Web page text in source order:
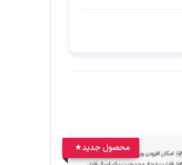
محصول جدید